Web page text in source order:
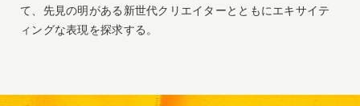
て、先見の明がある新世代クリエイターとともにエキサイテ
ィングな表現を探求する。